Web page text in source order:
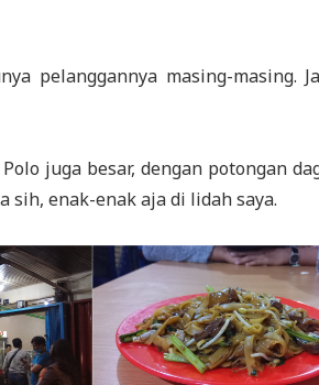
pelanggannya masing-masing.
juga besar, dengan potongan
sih, enak-enak aja di lidah saya.